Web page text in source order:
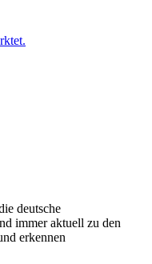
deutsche
immer aktuell zu den
erkennen